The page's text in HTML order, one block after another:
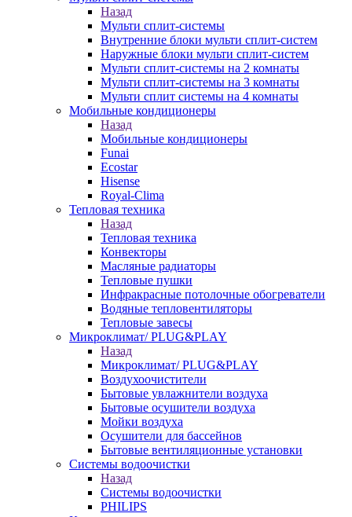
Назад
Мульти сплит-системы
Внутренние блоки мульти сплит-систем
Наружные блоки мульти сплит-систем
Мульти сплит-системы на 2 комнаты
Мульти сплит-системы на 3 комнаты
Мульти сплит системы на 4 комнаты
Мобильные кондиционеры
Назад
Мобильные кондиционеры
Funai
Ecostar
Hisense
Royal-Clima
Тепловая техника
Назад
Тепловая техника
Конвекторы
Масляные радиаторы
Тепловые пушки
Инфракрасные потолочные обогреватели
Водяные тепловентиляторы
Тепловые завесы
Микроклимат/ PLUG&PLAY
Назад
Микроклимат/ PLUG&PLAY
Воздухоочистители
Бытовые увлажнители воздуха
Бытовые осушители воздуха
Мойки воздуха
Осушители для бассейнов
Бытовые вентиляционные установки
Системы водоочистки
Назад
Системы водоочистки
PHILIPS